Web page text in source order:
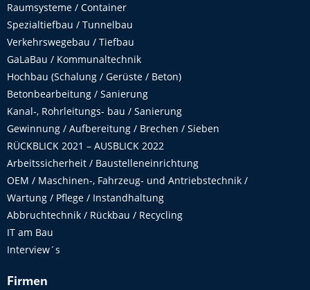
Raumsysteme / Container
Spezialtiefbau / Tunnelbau
Verkehrswegebau / Tiefbau
GaLaBau / Kommunaltechnik
Hochbau (Schalung / Gerüste / Beton)
Betonbearbeitung / Sanierung
Kanal-, Rohrleitungs- bau / Sanierung
Gewinnung / Aufbereitung / Brechen / Sieben
RÜCKBLICK 2021 – AUSBLICK 2022
Arbeitssicherheit / Baustelleneinrichtung
OEM / Maschinen-, Fahrzeug- und Antriebstechnik /
Wartung / Pflege / Instandhaltung
Abbruchtechnik / Rückbau / Recycling
IT am Bau
Interview´s
Firmen